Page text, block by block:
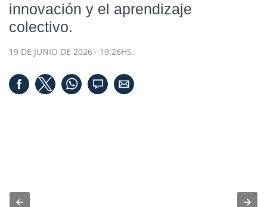
innovación y el aprendizaje
colectivo.
19 DE JUNIO DE 2026 · 19:26HS.